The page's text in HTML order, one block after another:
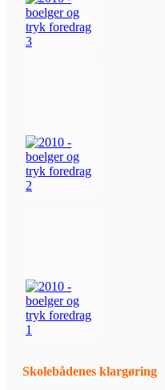
Skolebådenes klargøring